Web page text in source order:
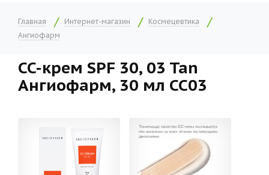
Главная Интернет-магазин
Космецевтика
Ангиофарм
CC-крем SPF 30, 03 Tan
Ангиофарм, 30 мл CC03